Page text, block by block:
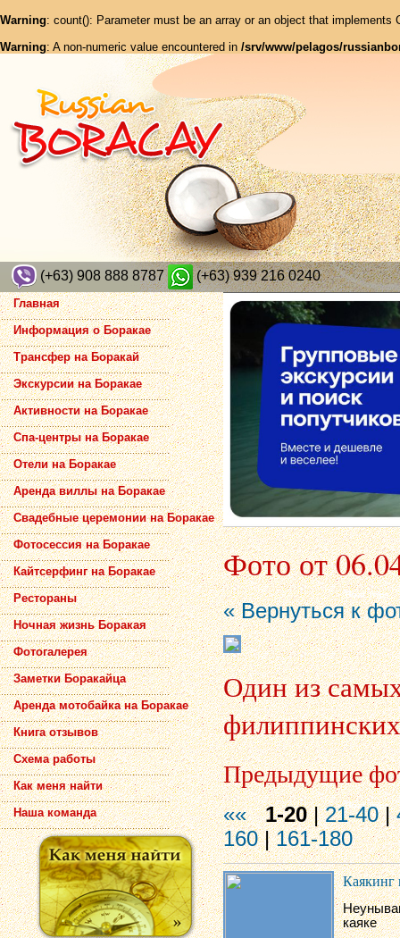
Warning: count(): Parameter must be an array or an object that implements
Warning: A non-numeric value encountered in /srv/www/pelagos/
(+63) 908 888 8787 (+63) 939 216 0240
Главная
Информация о Боракае
Трансфер на Боракай
Экскурсии на Боракае
Активности на Боракае
Спа-центры на Боракае
Отели на Боракае
Аренда виллы на Боракае
Свадебные церемонии на Боракае
Фотосессия на Боракае
Кайтсерфинг на Боракае
Рестораны
Ночная жизнь Боракая
Фотогалерея
Заметки Боракайца
Аренда мотобайка на Боракае
Книга отзывов
Схема работы
Как меня найти
Наша команда
Фото от
« Вернуться к
Один из
Предыдущие
«« 1-20|21-40|
160|161-180
Каякинг
каяке